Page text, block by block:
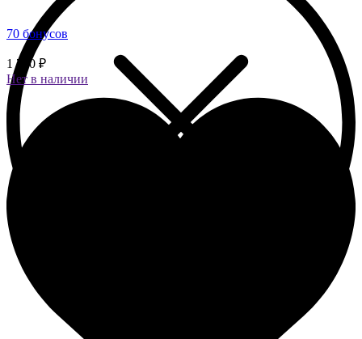
70 бонусов
1 750 ₽
Нет в наличии